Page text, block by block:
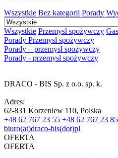
Wszystkie Bez kategorii Porady
Wszystkie Przemysł spożywczy
Porady Przemysł spożywczy
Porady – przemysł spożywczy
Porady - przemysł spożywczy
DRACO - BIS Sp. z o.o. sp. k.
Adres:
62-831 Korzeniew 110, Polska
+48 62 767 23 55 +48 62 767 23 85
biuro(at)draco-bis(dot)pl
OFERTA
OFERTA